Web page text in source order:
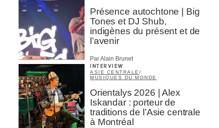
Présence autochtone | Big
Tones et DJ Shub,
indigènes du présent et de
l’avenir
Par Alain Brunet
INTERVIEW
ASIE CENTRALE/
MUSIQUES DU MONDE
Orientalys 2026 | Alex
Iskandar : porteur de
traditions de l’Asie centrale
à Montréal